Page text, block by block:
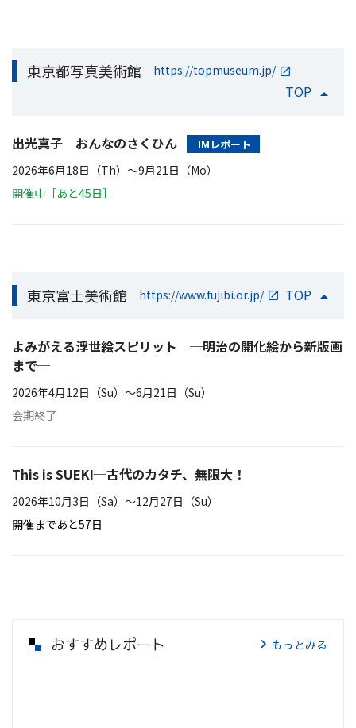
東京都写真美術館 https://topmuseum.jp/
TOP
出光真子 おんなのさくひん IMレポート
2026年6月18日（Th）〜9月21日（Mo）
開催中［あと45日］
東京富士美術館 https://www.fujibi.or.jp/ TOP
よみがえる浮世絵スピリット ─明治の開化絵から新版画
まで─
2026年4月12日（Su）〜6月21日（Su）
会期終了
This is SUEKI─古代のカタチ、無限大！
2026年10月3日（Sa）〜12月27日（Su）
開催まであと57日
おすすめレポート もっとみる